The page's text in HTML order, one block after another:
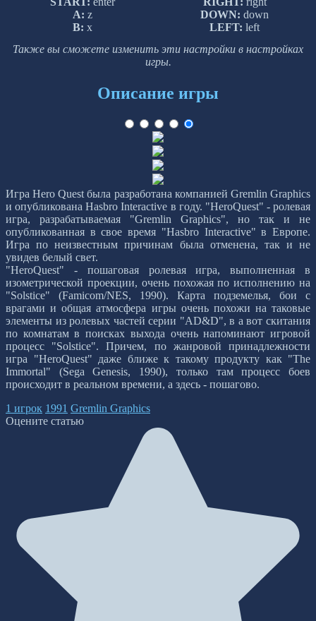
A: z
B: x
DOWN: down
LEFT: left
Также вы сможете изменить эти настройки в настройках
игры.
Описание игры
Игра Hero Quest была разработана компанией Gremlin Graphics
и опубликована Hasbro Interactive в году. "HeroQuest" - ролевая
игра, разрабатываемая "Gremlin Graphics", но так и не
опубликованная в свое время "Hasbro Interactive" в Европе.
Игра по неизвестным причинам была отменена, так и не
увидев белый свет.
"HeroQuest" - пошаговая ролевая игра, выполненная в
изометрической проекции, очень похожая по исполнению на
"Solstice" (Famicom/NES, 1990). Карта подземелья, бои с
врагами и общая атмосфера игры очень похожи на таковые
элементы из ролевых частей серии "AD&D", в а вот скитания
по комнатам в поисках выхода очень напоминают игровой
процесс "Solstice". Причем, по жанровой принадлежности
игра "HeroQuest" даже ближе к такому продукту как "The
Immortal" (Sega Genesis, 1990), только там процесс боев
происходит в реальном времени, а здесь - пошагово.
1 игрок 1991 Gremlin Graphics
Оцените статью